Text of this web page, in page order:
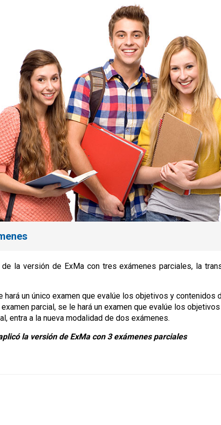
la versión de ExMa con tres exámenes parciales, la
un único examen que evalúe los objetivos y contenidos
parcial, se le hará un examen que evalúe los
entra a la nueva modalidad de dos exámenes.
la versión de ExMa con 3 exámenes parciales